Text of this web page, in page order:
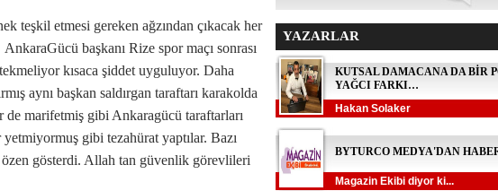
teşkil etmesi gereken ağzından çıkacak her
başkanı Rize spor maçı sonrası
kısaca şiddet uyguluyor. Daha
aynı başkan saldırgan taraftarı karakolda
de marifetmiş gibi Ankaragücü taraftarları
yetmiyormuş gibi tezahürat yaptılar. Bazı
gösterdi. Allah tan güvenlik görevlileri
YAZARLAR
KUTSAL DAMACANA DA BİR
YAĞCI FARKI…
Hakan Solaker
BYTURCO MEDYA'DAN
Magazin Ekibi diyor ki...